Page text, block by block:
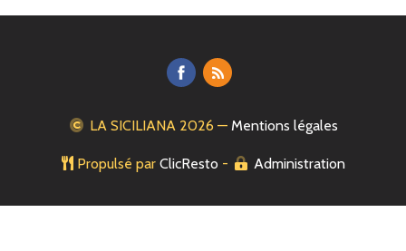
LA SICILIANA 2026 — Mentions légales
Propulsé par ClicResto - Administration